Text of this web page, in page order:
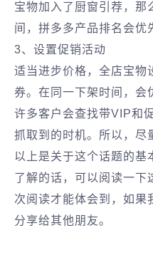
宝物加入了厨窗引荐，那
间，拼多多产品排名会优
3、设置促销活动
适当进步价格，全店宝物
券。在同一下架时间，会
许多客户会查找带VIP和
抓取到的时机。所以，尽
以上是关于这个话题的基
了解的话，可以阅读一下
次阅读才能体会到，如果
分享给其他朋友。